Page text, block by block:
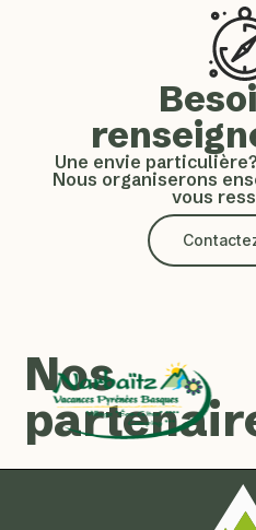
Une envie
Nous organiserons
vous
Nos